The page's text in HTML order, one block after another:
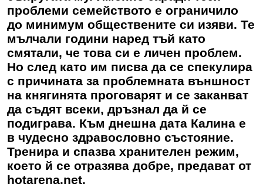
проблеми семейството е ограничило
до минимум обществените си изяви. Те
мълчали години наред тъй като
смятали, че това си е личен проблем.
Но след като им писва да се спекулира
с причината за проблемната външност
на княгинята проговарят и се заканват
да съдят всеки, дръзнал да й се
подиграва. Към днешна дата Калина е
в чудесно здравословно състояние.
Тренира и спазва хранителен режим,
което й се отразява добре, предават от
hotarena.net.